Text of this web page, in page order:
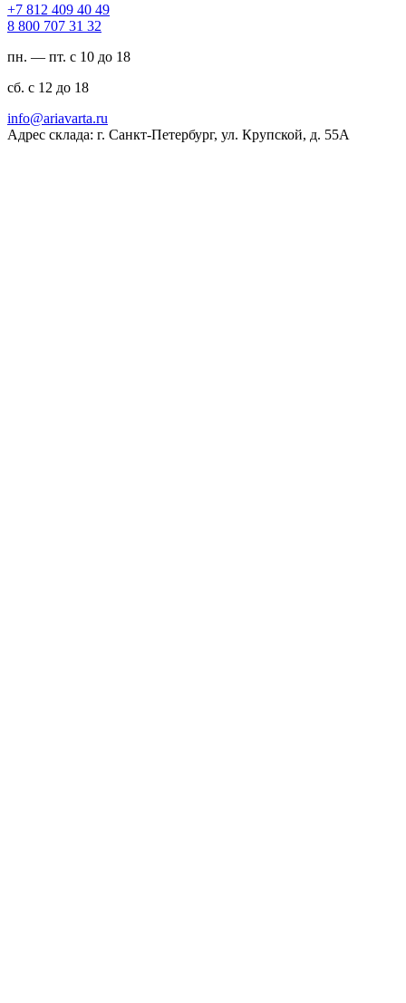
94 04 904 218 7+
23 13 707 008 8
пн. — пт. с 10 до 18
сб. с 12 до 18
ur.atravaira@ofni
Адрес склада: г. Санкт-Петербург, ул. Крупской, д. 55А